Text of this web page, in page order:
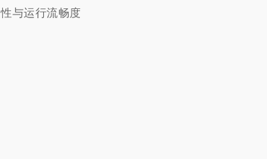
与运行流畅度